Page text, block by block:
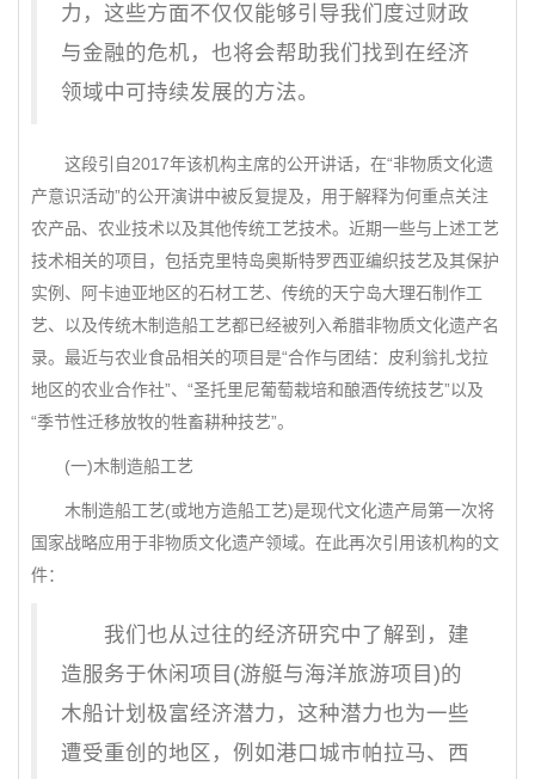
力，这些方面不仅仅能够引导我们度过财政
与金融的危机，也将会帮助我们找到在经济
领域中可持续发展的方法。
这段引自2017年该机构主席的公开讲话，在“非物质文化遗
产意识活动”的公开演讲中被反复提及，用于解释为何重点关注
农产品、农业技术以及其他传统工艺技术。近期一些与上述工艺
技术相关的项目，包括克里特岛奥斯特罗西亚编织技艺及其保护
实例、阿卡迪亚地区的石材工艺、传统的天宁岛大理石制作工
艺、以及传统木制造船工艺都已经被列入希腊非物质文化遗产名
录。最近与农业食品相关的项目是“合作与团结：皮利翁扎戈拉
地区的农业合作社”、“圣托里尼葡萄栽培和酿酒传统技艺”以及
“季节性迁移放牧的牲畜耕种技艺”。
(一)木制造船工艺
木制造船工艺(或地方造船工艺)是现代文化遗产局第一次将
国家战略应用于非物质文化遗产领域。在此再次引用该机构的文
件：
我们也从过往的经济研究中了解到，建
造服务于休闲项目(游艇与海洋旅游项目)的
木船计划极富经济潜力，这种潜力也为一些
遭受重创的地区，例如港口城市帕拉马、西